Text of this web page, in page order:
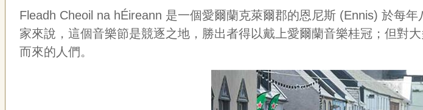
Fleadh Cheoil na hÉireann 是一個愛爾蘭克萊爾郡的恩尼斯 (Ennis) 於每
家來說，這個音樂節是競逐之地，勝出者得以戴上愛爾蘭音樂桂冠；但對
而來的人們。